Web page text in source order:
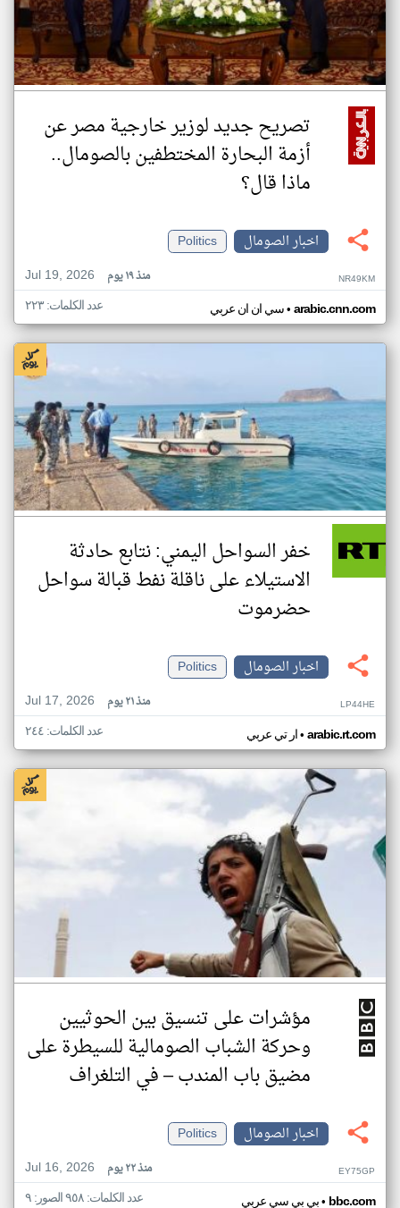
تصريح جديد لوزير خارجية مصر عن
أزمة البحارة المختطفين بالصومال..
ماذا قال؟
اخبار الصومال
Politics
Jul 19, 2026
منذ ١٩ يوم NR49KM
سي ان ان عربي• arabic.cnn.com عدد الكلمات: ٢٢٣
خفر السواحل اليمني: نتابع حادثة
الاستيلاء على ناقلة نفط قبالة سواحل
حضرموت
اخبار الصومال
Politics
Jul 17, 2026
منذ ٢١ يوم LP44HE
ار تي عربي• arabic.rt.com عدد الكلمات: ٢٤٤
مؤشرات على تنسيق بين الحوثيين
وحركة الشباب الصومالية للسيطرة على
مضيق باب المندب – في التلغراف
اخبار الصومال
Politics
Jul 16, 2026
منذ ٢٢ يوم EY75GP
بي بي سي عربي• bbc.com عدد الكلمات: ٩٥٨ الصور: ٩